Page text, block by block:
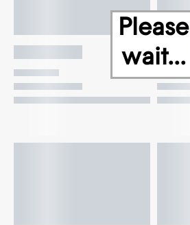
Please
wait...